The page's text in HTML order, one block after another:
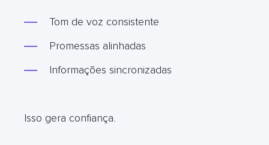
Tom de voz consistente
Promessas alinhadas
Informações sincronizadas
Isso gera confiança.